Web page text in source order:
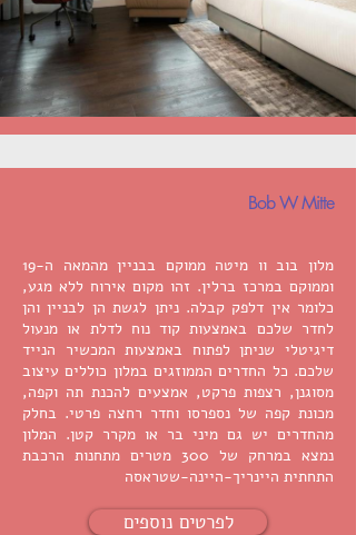
Bob W Mitte
מלון בוב וו מיטה ממוקם בבניין מהמאה ה-19
וממוקם במרכז ברלין. זהו מקום אירוח ללא מגע,
כלומר אין דלפק קבלה. ניתן לגשת הן לבניין והן
לחדר שלכם באמצעות קוד נוח לדלת או מנעול
דיגיטלי שניתן לפתוח באמצעות המכשיר הנייד
שלכם. כל החדרים הממוזגים במלון כוללים עיצוב
מסוגנן, רצפות פרקט, אמצעים להכנת תה וקפה,
מכונת קפה של נספרסו וחדר רחצה פרטי. בחלק
מהחדרים יש גם מיני בר או מקרר קטן. המלון
נמצא במרחק של 300 מטרים מתחנות הרכבת
התחתית היינריך-היינה-שטראסה
לפרטים נוספים